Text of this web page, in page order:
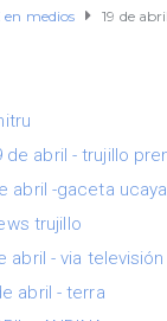
en medios 19 de